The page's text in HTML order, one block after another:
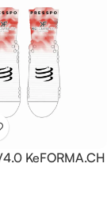
KeFORMA.CH